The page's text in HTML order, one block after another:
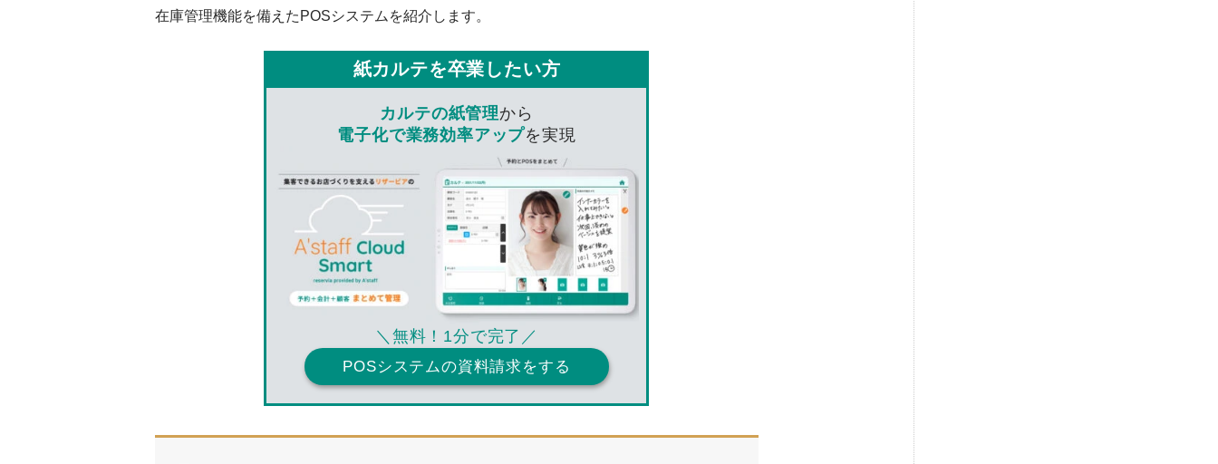
在庫管理機能を備えたPOSシステムを紹介します。
紙カルテを卒業したい方
カルテの紙管理から
電子化で業務効率アップを実現
＼無料！1分で完了／
POSシステムの資料請求をする